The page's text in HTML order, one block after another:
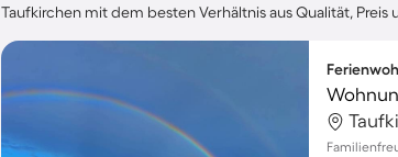
Taufkirchen mit dem besten Verhältnis aus Qualität,